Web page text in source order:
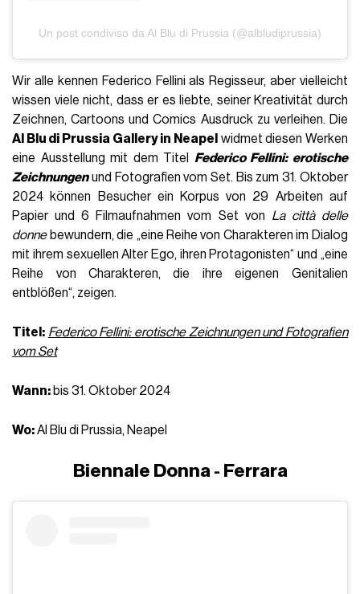
Un post condiviso da Al Blu di Prussia (@albludiprussia)
Wir alle kennen Federico Fellini als Regisseur, aber vielleicht
wissen viele nicht, dass er es liebte, seiner Kreativität durch
Zeichnen, Cartoons und Comics Ausdruck zu verleihen. Die
Al Blu di Prussia Gallery in Neapel widmet diesen Werken
eine Ausstellung mit dem Titel Federico Fellini: erotische
Zeichnungenund Fotografien vom Set. Bis zum 31. Oktober
2024 können Besucher ein Korpus von 29 Arbeiten auf
Papier und 6 Filmaufnahmen vom Set von La città delle
donnebewundern, die „eine Reihe von Charakteren im Dialog
mit ihrem sexuellen Alter Ego, ihren Protagonisten“ und „eine
Reihe von Charakteren, die ihre eigenen Genitalien
entblößen“, zeigen.
Titel: Federico Fellini: erotische Zeichnungen und Fotografien
vom Set
Wann: bis 31. Oktober 2024
Wo:Al Blu di Prussia, Neapel
Biennale Donna - Ferrara